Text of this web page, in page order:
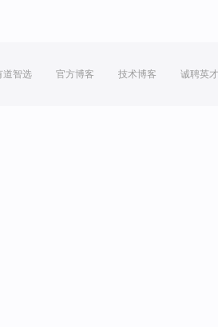
道智选 官方博客 技术博客 诚聘英才